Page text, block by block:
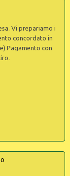
Vi prepariamo i
concordato in
Pagamento con